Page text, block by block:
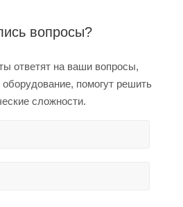
вопросы?
ответят на ваши вопросы,
помогут решить
сложности.